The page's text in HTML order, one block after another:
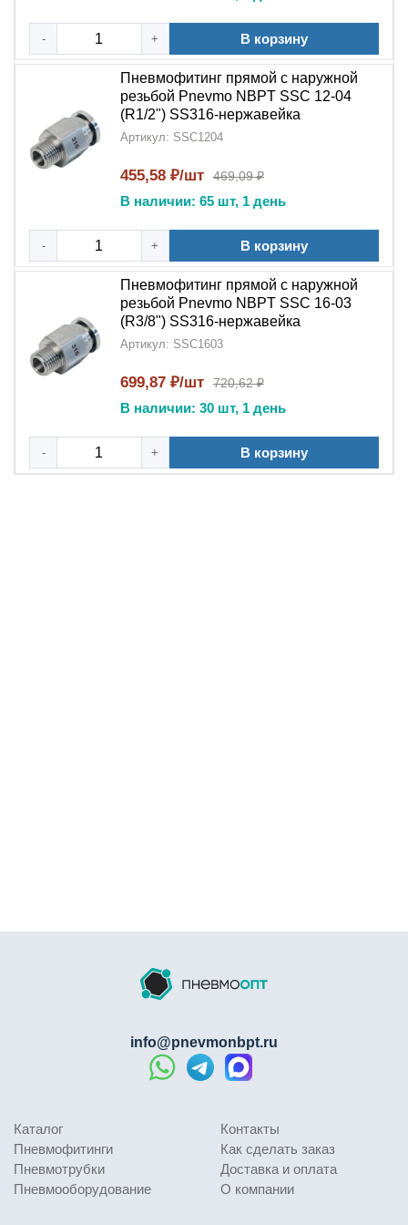
- + В корзину
Пневмофитинг прямой с наружной
резьбой Pnevmo NBPT SSC 12-04
(R1/2") SS316-нержавейка
Артикул: SSC1204
455,58 ₽/шт 469,09 ₽
В наличии: 65 шт, 1 день
- + В корзину
Пневмофитинг прямой с наружной
резьбой Pnevmo NBPT SSC 16-03
(R3/8") SS316-нержавейка
Артикул: SSC1603
699,87 ₽/шт 720,62 ₽
В наличии: 30 шт, 1 день
- + В корзину
Каталог
Пневмофитинги
Пневмотрубки
Пневмооборудование
Контакты
Как сделать заказ
Доставка и оплата
О компании
info@pnevmonbpt.ru